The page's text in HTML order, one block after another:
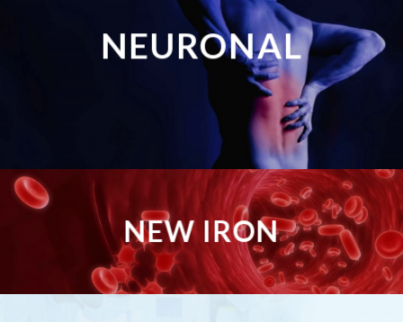
NEURONAL
NEW IRON